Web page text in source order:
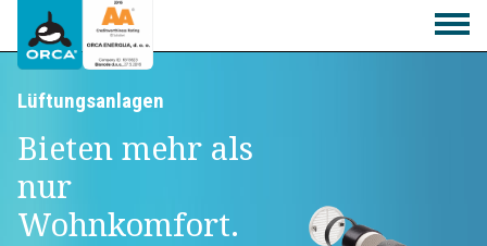
Lüftungsanlagen
Bieten mehr als
nur
Wohnkomfort.